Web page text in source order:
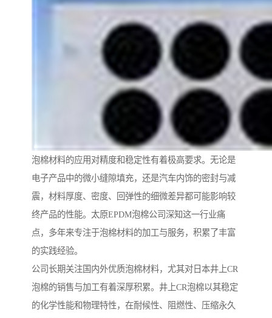
泡棉材料的应用对精度和稳定性有着极高要求。无论是
电子产品中的微小缝隙填充，还是汽车内饰的密封与减
震，材料厚度、密度、回弹性的细微差异都可能影响较
终产品的性能。太原EPDM泡棉公司深知这一行业痛
点，多年来专注于泡棉材料的加工与服务，积累了丰富
的实践经验。
公司长期关注国内外优质泡棉材料，尤其对日本井上CR
泡棉的销售与加工有着深厚积累。井上CR泡棉以其稳定
的化学性能和物理特性，在耐候性、阻燃性、压缩永久